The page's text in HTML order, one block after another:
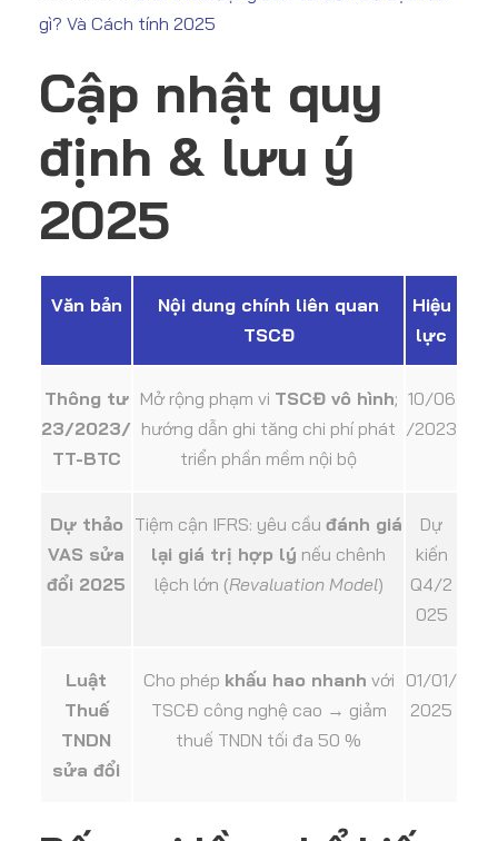
gì? Và Cách tính 2025
Cập nhật quy
định & lưu ý
2025
Văn bản
Nội dung chính liên quan
TSCĐ
Hiệu
lực
Thông tư
23/2023/
TT-BTC
Mở rộng phạm vi TSCĐ vô hình;
hướng dẫn ghi tăng chi phí phát
triển phần mềm nội bộ
10/06
/2023
Dự thảo
VAS sửa
đổi 2025
Tiệm cận IFRS: yêu cầu đánh giá
lại giá trị hợp lý nếu chênh
lệch lớn (Revaluation Model)
Dự
kiến
Q4/2
025
Luật
Thuế
TNDN
sửa đổi
Cho phép khấu hao nhanh với
TSCĐ công nghệ cao → giảm
thuế TNDN tối đa 50 %
01/01/
2025